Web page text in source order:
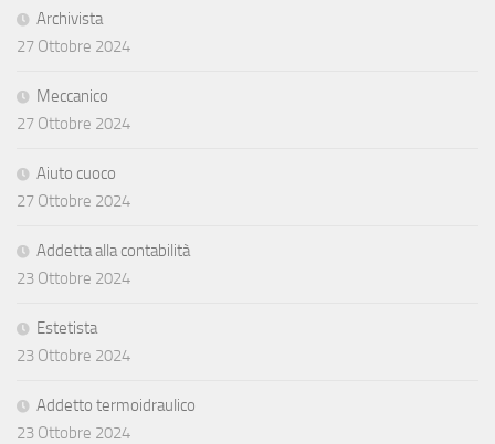
Archivista
27 Ottobre 2024
Meccanico
27 Ottobre 2024
Aiuto cuoco
27 Ottobre 2024
Addetta alla contabilità
23 Ottobre 2024
Estetista
23 Ottobre 2024
Addetto termoidraulico
23 Ottobre 2024